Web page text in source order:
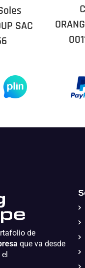
SAC
de
que va desde